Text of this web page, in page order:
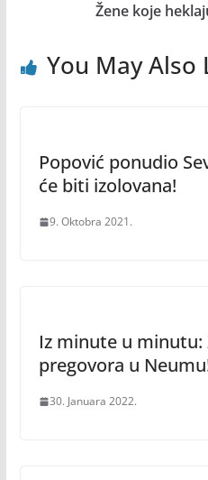
Žene koje
You May Also
Popović ponudio
će biti izolovana!
9. Oktobra 2021.
Iz minute u minutu:
pregovora u
30. Januara 2022.